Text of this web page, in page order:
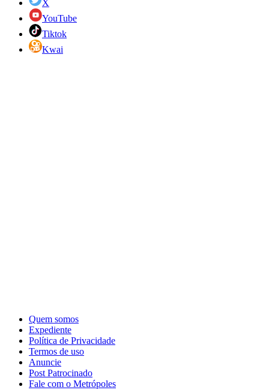
X
YouTube
Tiktok
Kwai
Quem somos
Expediente
Política de Privacidade
Termos de uso
Anuncie
Post Patrocinado
Fale com o Metrópoles